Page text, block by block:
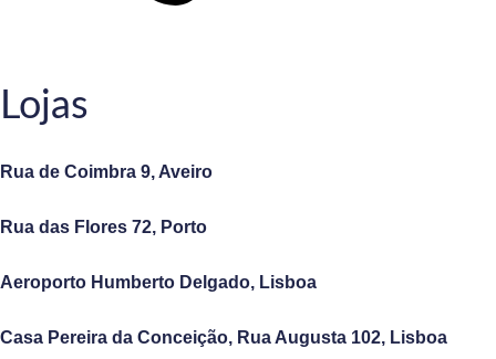
Lojas
Rua de Coimbra 9, Aveiro
Rua das Flores 72, Porto
Aeroporto Humberto Delgado, Lisboa
Casa Pereira da Conceição, Rua Augusta 102, Lisboa